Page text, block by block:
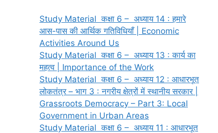
Study Material कक्षा 6 – अध्याय 14 : हमारे
आस-पास की आर्थिक गतिविधियाँ | Economic
Activities Around Us
Study Material कक्षा 6 – अध्याय 13 : कार्य का
महत्व | Importance of the Work
Study Material कक्षा 6 – अध्याय 12 : आधारभूत
लोकतंत्र – भाग 3 : नगरीय क्षेत्रों में स्थानीय सरकार |
Grassroots Democracy – Part 3: Local
Government in Urban Areas
Study Material कक्षा 6 – अध्याय 11 : आधारभूत